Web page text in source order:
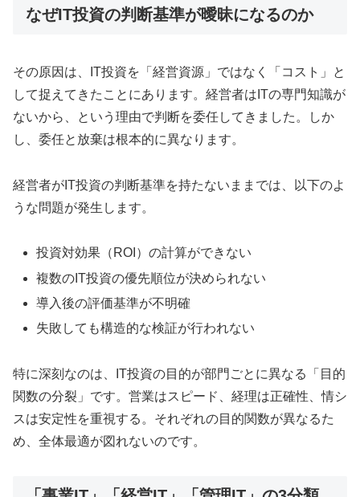
なぜIT投資の判断基準が曖昧になるのか
その原因は、IT投資を「経営資源」ではなく「コスト」と
して捉えてきたことにあります。経営者はITの専門知識が
ないから、という理由で判断を委任してきました。しか
し、委任と放棄は根本的に異なります。
経営者がIT投資の判断基準を持たないままでは、以下のよ
うな問題が発生します。
投資対効果（ROI）の計算ができない
複数のIT投資の優先順位が決められない
導入後の評価基準が不明確
失敗しても構造的な検証が行われない
特に深刻なのは、IT投資の目的が部門ごとに異なる「目的
関数の分裂」です。営業はスピード、経理は正確性、情シ
スは安定性を重視する。それぞれの目的関数が異なるた
め、全体最適が図れないのです。